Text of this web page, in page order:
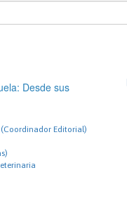
Desde sus
Editorial)